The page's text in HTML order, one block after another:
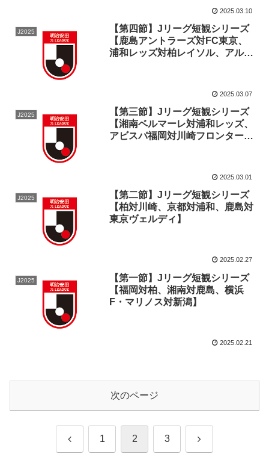
2025.03.10
J2025
【第四節】Jリーグ短観シリーズ
【鹿島アントラーズ対FC東京、
浦和レッズ対柏レイソル、アルビ
2025.03.07
J2025
【第三節】Jリーグ短観シリーズ
【湘南ベルマーレ対浦和レッズ、
アビスパ福岡対川崎フロンター
2025.03.01
J2025
【第二節】Jリーグ短観シリーズ
【柏対川崎、京都対浦和、鹿島対
東京ヴェルディ】
2025.02.27
J2025
【第一節】Jリーグ短観シリーズ
【福岡対柏、湘南対鹿島、横浜
F・マリノス対新潟】
2025.02.21
次のページ
前 1 2 3 次